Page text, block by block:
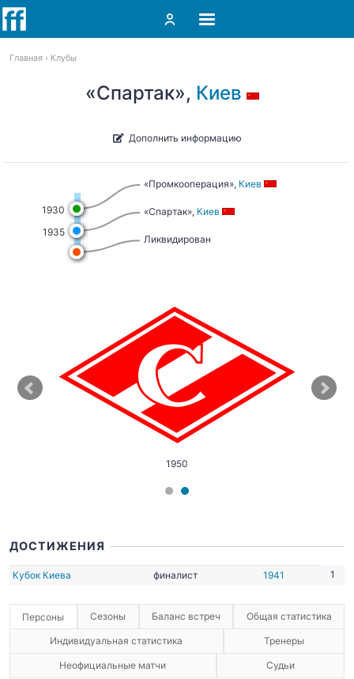
Главная Клубы
«Спартак», Киев
Дополнить информацию
1930
1935
«Промкооперация», Киев
«Спартак», Киев
Ликвидирован
1950
ДОСТИЖЕНИЯ
Кубок Киева финалист 1941 1
Персоны Сезоны Баланс встреч Общая статистика
Индивидуальная статистика Тренеры
Неофициальные матчи Судьи